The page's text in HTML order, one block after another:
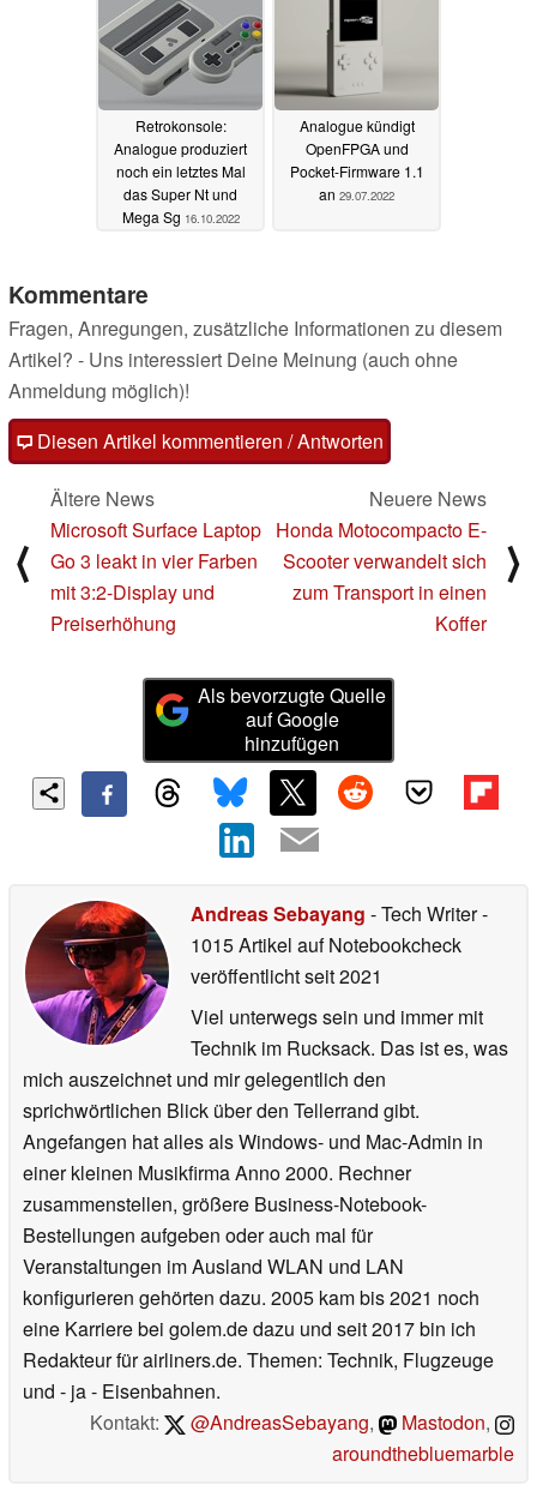
Retrokonsole:
Analogue produziert
noch ein letztes Mal
das Super Nt und
Mega Sg 16.10.2022
Analogue kündigt
OpenFPGA und
Pocket-Firmware 1.1
an 29.07.2022
Kommentare
Fragen, Anregungen, zusätzliche Informationen zu diesem
Artikel? - Uns interessiert Deine Meinung (auch ohne
Anmeldung möglich)!
Diesen Artikel kommentieren / Antworten
⟨
Ältere News
Microsoft Surface Laptop
Go 3 leakt in vier Farben
mit 3:2-Display und
Preiserhöhung
Neuere News
Honda Motocompacto E-
Scooter verwandelt sich
zum Transport in einen
Koffer
⟩
Als bevorzugte Quelle
auf Google
hinzufügen
Andreas Sebayang - Tech Writer-
1015 Artikel auf Notebookcheck
veröffentlichtseit 2021
Viel unterwegs sein und immer mit
Technik im Rucksack. Das ist es, was
mich auszeichnet und mir gelegentlich den
sprichwörtlichen Blick über den Tellerrand gibt.
Angefangen hat alles als Windows- und Mac-Admin in
einer kleinen Musikfirma Anno 2000. Rechner
zusammenstellen, größere Business-Notebook-
Bestellungen aufgeben oder auch mal für
Veranstaltungen im Ausland WLAN und LAN
konfigurieren gehörten dazu. 2005 kam bis 2021 noch
eine Karriere bei golem.de dazu und seit 2017 bin ich
Redakteur für airliners.de. Themen: Technik, Flugzeuge
und - ja - Eisenbahnen.
Kontakt:
@AndreasSebayang, Mastodon,
aroundthebluemarble